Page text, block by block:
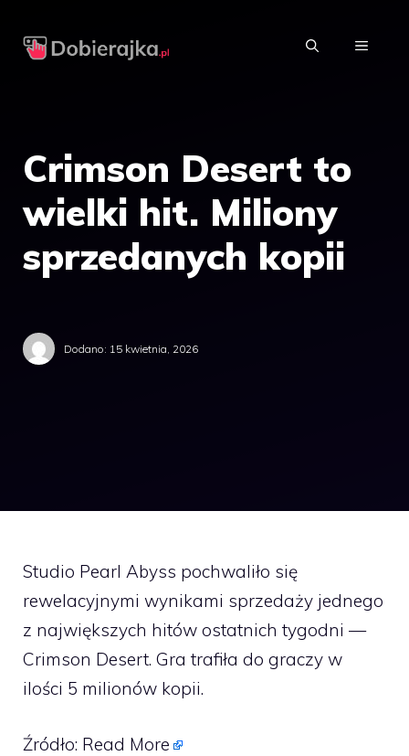
MENU
Crimson Desert to
wielki hit. Miliony
sprzedanych kopii
Dodano: 15 kwietnia, 2026
Studio Pearl Abyss pochwaliło się
rewelacyjnymi wynikami sprzedaży jednego
z największych hitów ostatnich tygodni —
Crimson Desert. Gra trafiła do graczy w
ilości 5 milionów kopii.
Źródło: Read More